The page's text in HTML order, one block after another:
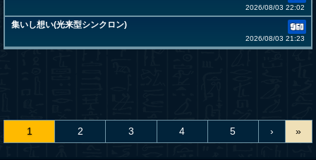
2026/08/03 22:02
集いし想い(光来型シンクロン)
2026/08/03 21:23
1 2 3 4 5 › »